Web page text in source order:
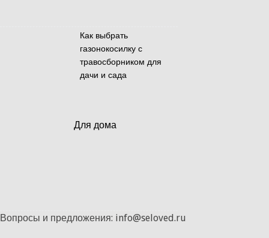
Как выбрать
газонокосилку с
травосборником для
дачи и сада
Для дома
Вопросы и предложения: info@seloved.ru